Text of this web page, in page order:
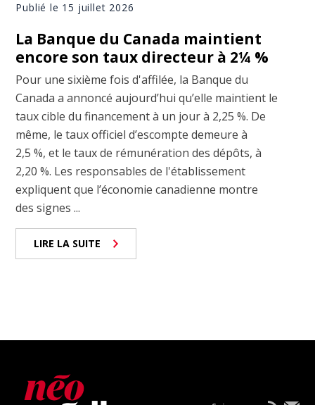
Publié le 15 juillet 2026
La Banque du Canada maintient
encore son taux directeur à 2¼ %
Pour une sixième fois d'affilée, la Banque du
Canada a annoncé aujourd’hui qu’elle maintient le
taux cible du financement à un jour à 2,25 %. De
même, le taux officiel d’escompte demeure à
2,5 %, et le taux de rémunération des dépôts, à
2,20 %. Les responsables de l'établissement
expliquent que l’économie canadienne montre
des signes ...
LIRE LA SUITE